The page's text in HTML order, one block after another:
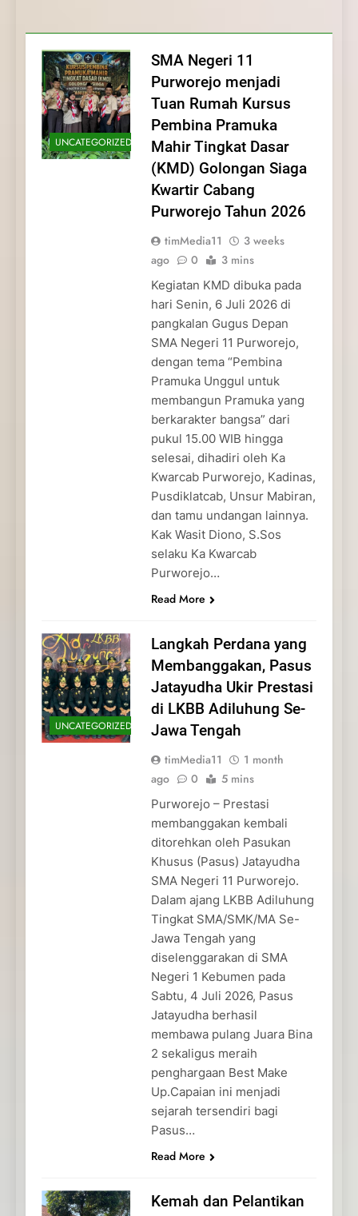
dan Pengabdian Generasi
Pramuka
Pramuka
Kepedulian
UNCATEGORIZED
SMA Negeri 11
Purworejo menjadi
Tuan Rumah Kursus
Pembina Pramuka
Mahir Tingkat Dasar
(KMD) Golongan Siaga
Kwartir Cabang
Purworejo Tahun 2026
timMedia11
3 weeks
ago
0 3 mins
Kegiatan KMD dibuka pada
hari Senin, 6 Juli 2026 di
pangkalan Gugus Depan
SMA Negeri 11 Purworejo,
dengan tema “Pembina
Pramuka Unggul untuk
membangun Pramuka yang
berkarakter bangsa” dari
pukul 15.00 WIB hingga
selesai, dihadiri oleh Ka
Kwarcab Purworejo, Kadinas,
Pusdiklatcab, Unsur Mabiran,
dan tamu undangan lainnya.
Kak Wasit Diono, S.Sos
selaku Ka Kwarcab
Purworejo…
Read More
UNCATEGORIZED
Langkah Perdana yang
Membanggakan, Pasus
Jatayudha Ukir Prestasi
di LKBB Adiluhung Se-
Jawa Tengah
timMedia11
1 month
ago
0 5 mins
Purworejo – Prestasi
membanggakan kembali
ditorehkan oleh Pasukan
Khusus (Pasus) Jatayudha
SMA Negeri 11 Purworejo.
Dalam ajang LKBB Adiluhung
Tingkat SMA/SMK/MA Se-
Jawa Tengah yang
diselenggarakan di SMA
Negeri 1 Kebumen pada
Sabtu, 4 Juli 2026, Pasus
Jatayudha berhasil
membawa pulang Juara Bina
2 sekaligus meraih
penghargaan Best Make
Up.Capaian ini menjadi
sejarah tersendiri bagi
Pasus…
Read More
Kemah dan Pelantikan